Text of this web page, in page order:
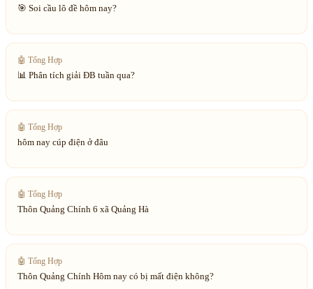
🎯 Soi cầu lô đề hôm nay?
🤖 Tổng Hợp
📊 Phân tích giải ĐB tuần qua?
🤖 Tổng Hợp
hôm nay cúp điện ở đâu
🤖 Tổng Hợp
Thôn Quảng Chính 6 xã Quảng Hà
🤖 Tổng Hợp
Thôn Quảng Chính Hôm nay có bị mất điện không?